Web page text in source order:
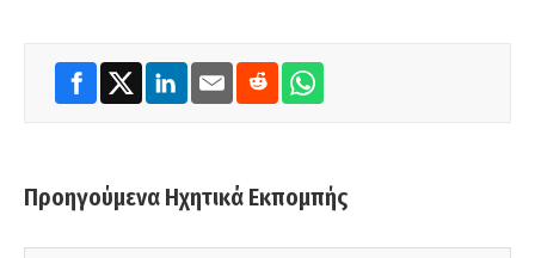
Προηγούμενα Ηχητικά Εκπομπής